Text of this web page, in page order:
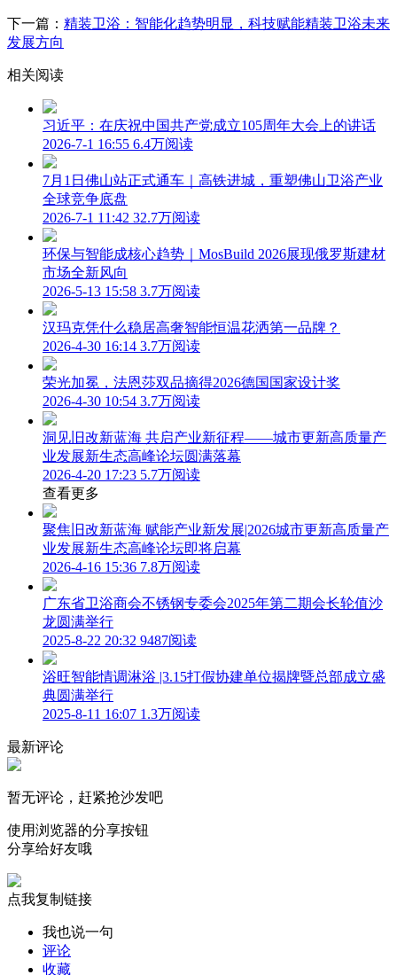
下一篇： 精装卫浴：智能化趋势明显，科技赋能精装卫浴未来
发展方向
相关阅读
习近平：在庆祝中国共产党成立105周年大会上的讲话
2026-7-1 16:55 6.4万阅读
7月1日佛山站正式通车｜高铁进城，重塑佛山卫浴产业
全球竞争底盘
2026-7-1 11:42 32.7万阅读
环保与智能成核心趋势｜MosBuild 2026展现俄罗斯建材
市场全新风向
2026-5-13 15:58 3.7万阅读
汉玛克凭什么稳居高奢智能恒温花洒第一品牌？
2026-4-30 16:14 3.7万阅读
荣光加冕，法恩莎双品摘得2026德国国家设计奖
2026-4-30 10:54 3.7万阅读
洞见旧改新蓝海 共启产业新征程——城市更新高质量产
业发展新生态高峰论坛圆满落幕
2026-4-20 17:23 5.7万阅读
查看更多
聚焦旧改新蓝海 赋能产业新发展|2026城市更新高质量产
业发展新生态高峰论坛即将启幕
2026-4-16 15:36 7.8万阅读
广东省卫浴商会不锈钢专委会2025年第二期会长轮值沙
龙圆满举行
2025-8-22 20:32 9487阅读
浴旺智能情调淋浴 |3.15打假协建单位揭牌暨总部成立盛
典圆满举行
2025-8-11 16:07 1.3万阅读
最新评论
暂无评论，赶紧抢沙发吧
使用浏览器的分享按钮
分享给好友哦
点我复制链接
我也说一句
评论
收藏